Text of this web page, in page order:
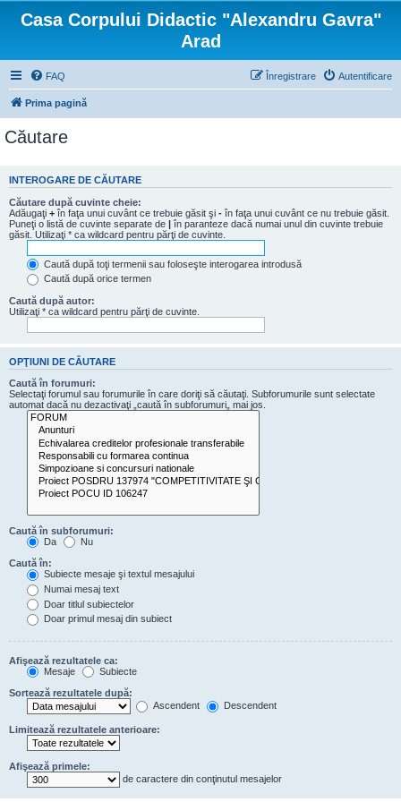
Casa Corpului Didactic "Alexandru Gavra"
Arad
FAQ Autentificare
Înregistrare
Prima pagină
Căutare
INTEROGARE DE CĂUTARE
Căutare după cuvinte cheie:
Adăugaţi + în faţa unui cuvânt ce trebuie găsit şi - în faţa unui cuvânt ce nu trebuie găsit.
Puneţi o listă de cuvinte separate de | în paranteze dacă numai unul din cuvinte trebuie
găsit. Utilizaţi * ca wildcard pentru părţi de cuvinte.
Caută după toţi termenii sau foloseşte interogarea introdusă
Caută după orice termen
Caută după autor:
Utilizaţi * ca wildcard pentru părţi de cuvinte.
OPŢIUNI DE CĂUTARE
Caută în forumuri:
Selectaţi forumul sau forumurile în care doriţi să căutaţi. Subforumurile sunt selectate
automat dacă nu dezactivaţi „caută în subforumuri„ mai jos.
Caută în subforumuri:
Da
Nu
Caută în:
Subiecte mesaje şi textul mesajului
Numai mesaj text
Doar titlul subiectelor
Doar primul mesaj din subiect
Afişează rezultatele ca:
Mesaje
Subiecte
Sortează rezultatele după:
Ascendent
Descendent
Limitează rezultatele anterioare:
Afişează primele:
de caractere din conţinutul mesajelor